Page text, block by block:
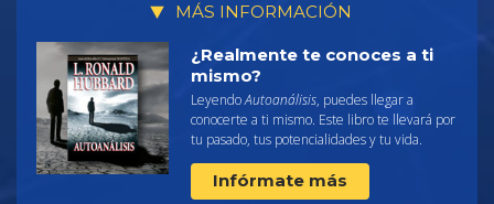
MÁS INFORMACIÓN
¿Realmente te conoces a ti
mismo?
LeyendoAutoanálisis, puedes llegar a
conocerte a ti mismo. Este libro te llevará por
tu pasado, tus potencialidades y tu vida.
Infórmate más